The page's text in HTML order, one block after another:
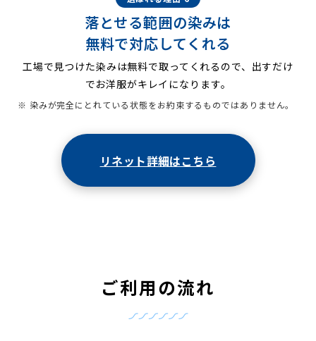
落とせる範囲の染みは
無料で対応してくれる
工場で見つけた染みは無料で取ってくれるので、出すだけ
でお洋服がキレイになります。
※ 染みが完全にとれている状態をお約束するものではありません。
リネット詳細はこちら
ご利用の流れ